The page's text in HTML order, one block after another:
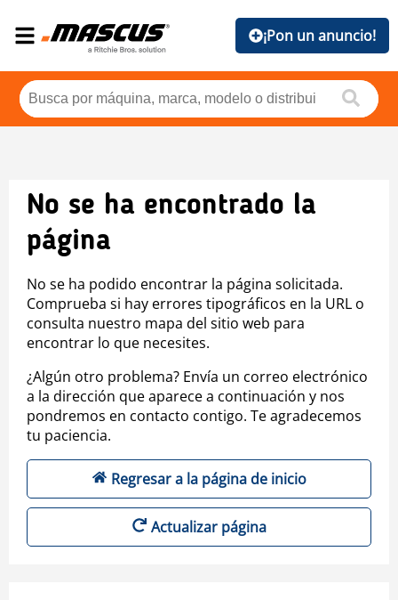
¡Pon un anuncio!
No se ha encontrado la
página
No se ha podido encontrar la página solicitada.
Comprueba si hay errores tipográficos en la URL o
consulta nuestro mapa del sitio web para
encontrar lo que necesites.
¿Algún otro problema? Envía un correo electrónico
a la dirección que aparece a continuación y nos
pondremos en contacto contigo. Te agradecemos
tu paciencia.
Regresar a la página de inicio
Actualizar página